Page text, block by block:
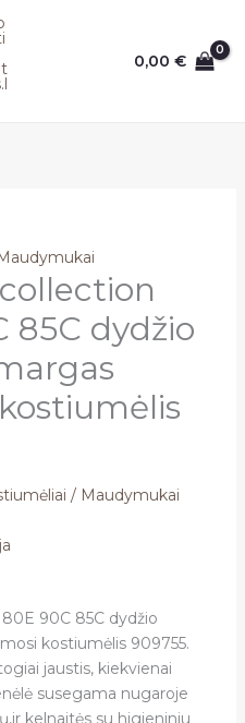
0,00€
85C dydžio
/ Maudymukai
90C 85C dydžio
kostiumėlis 909755.
jaustis, kiekvienai
susegama nugaroje
kelnaitės su higieniniu